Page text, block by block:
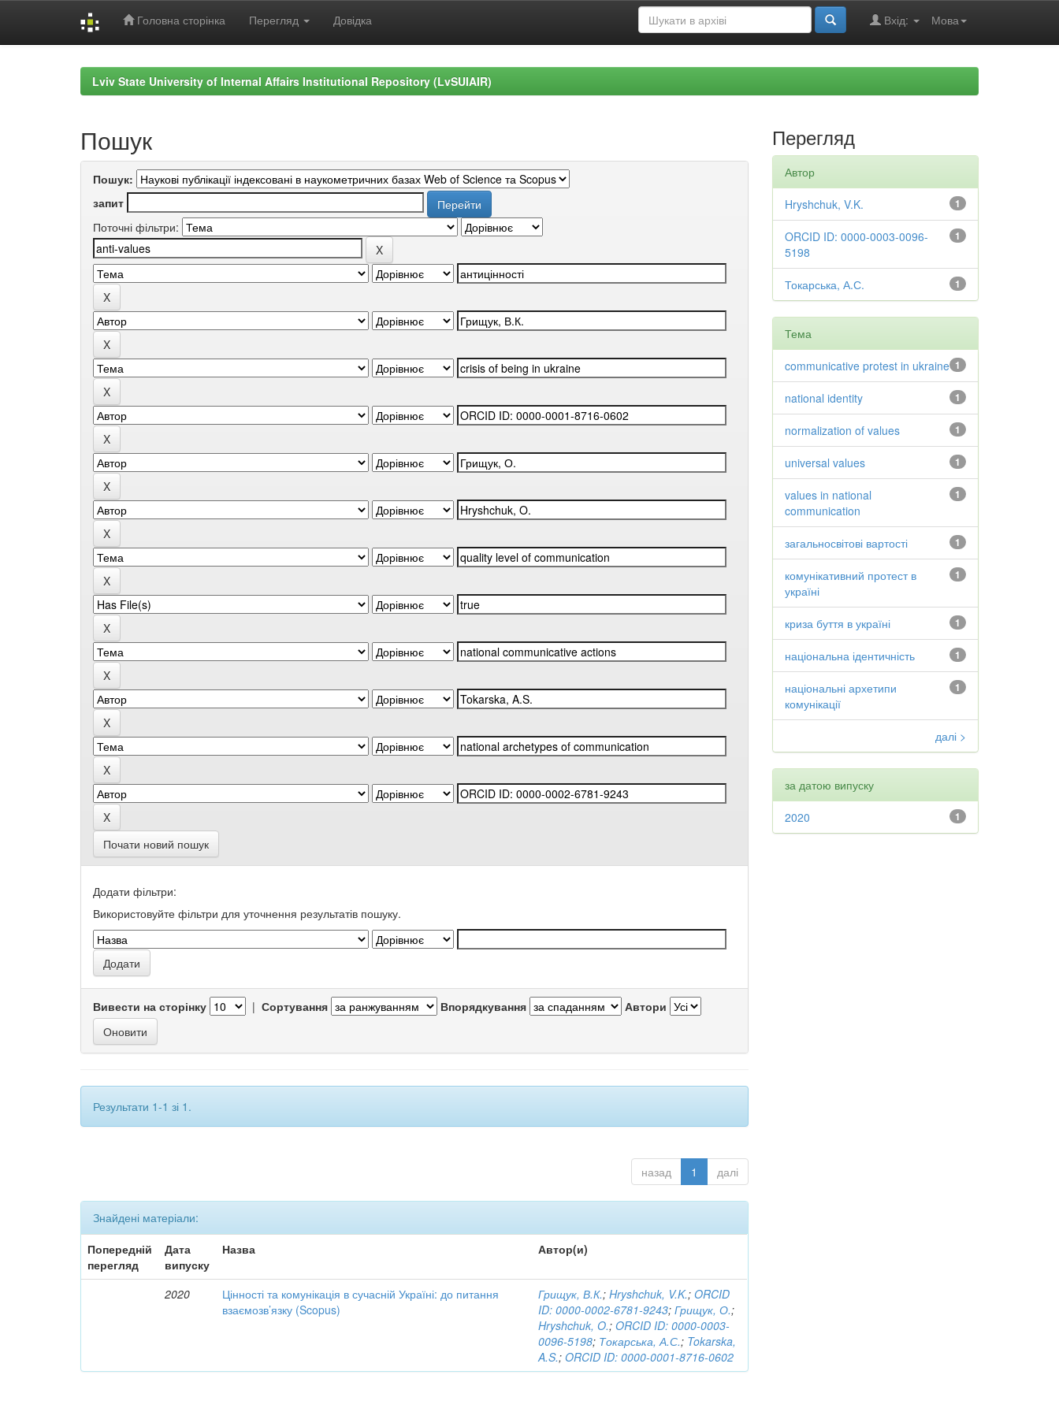
Головна сторінка Перегляд Довідка Мова
Вхід:
Lviv State University of Internal Affairs Institutional Repository (LvSUIAIR)
Пошук
Пошук:
запит
Поточні фільтри:
Почати новий пошук
Додати фільтри:
Використовуйте фільтри для уточнення результатів пошуку.
Вивести на сторінку | Сортування Впорядкування Автори
Результати 1-1 зі 1.
назад 1 далі
Знайдені матеріали:
Попередній
перегляд
Дата
випуску
Назва Автор(и)
2020
Цінності та комунікація в сучасній Україні: до питання
взаємозв’язку (Scopus)
Грищук, В.К.;Hryshchuk, V.K.;ORCID
ID: 0000-0002-6781-9243;Грищук, О.;
Hryshchuk, O.;ORCID ID: 0000-0003-
0096-5198; Токарська, А.С.; Tokarska,
A.S.;ORCID ID: 0000-0001-8716-0602
Перегляд
Автор
1
Hryshchuk, V.K.
1
ORCID ID: 0000-0003-0096-
5198
1
Токарська, А.С.
Тема
1
communicative protest in ukraine
1
national identity
1
normalization of values
1
universal values
1
values in national
communication
1
загальносвітові вартості
1
комунікативний протест в
україні
1
криза буття в україні
1
національна ідентичність
1
національні архетипи
комунікації
далі >
за датою випуску
1
2020